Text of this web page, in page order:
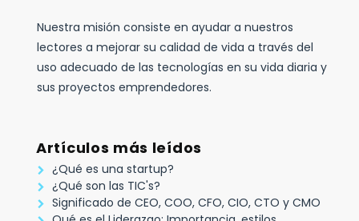
Nuestra misión consiste en ayudar a nuestros
lectores a mejorar su calidad de vida a través del
uso adecuado de las tecnologías en su vida diaria y
sus proyectos emprendedores.
Artículos más leídos
¿Qué es una startup?
¿Qué son las TIC's?
Significado de CEO, COO, CFO, CIO, CTO y CMO